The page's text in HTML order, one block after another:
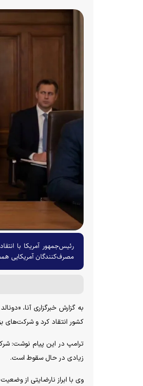
رئیس‌جمهور آمریکا با
مصرف‌کنندگان آمریکایی
به گزارش خبرگزاری آنا،
کشور انتقاد کرد و شرکت‌های
ترامپ در این پیام نوشت:
زیادی در حال سقوط است.
وی با ابراز نارضایتی از